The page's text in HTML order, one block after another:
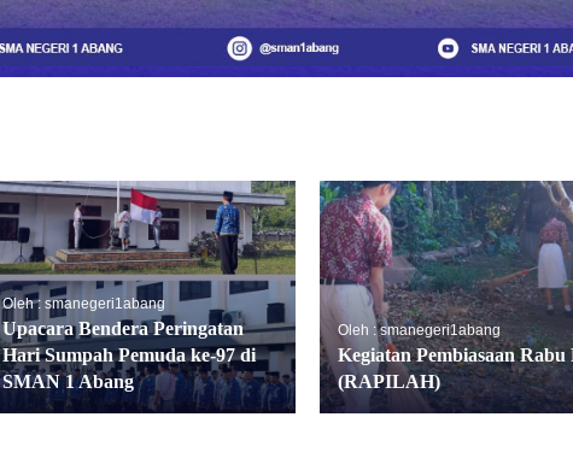
Oleh : smanegeri1abang
Upacara Bendera Peringatan
Hari Sumpah Pemuda ke-97 di
SMAN 1 Abang
Oleh : smanegeri1abang
Kegiatan Pembiasaan Rabu
(RAPILAH)